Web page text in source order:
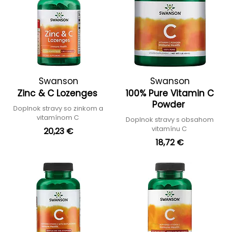
Swanson
Zinc & C Lozenges
Doplnok stravy so zinkom a
vitamínom C
20,23 €
Swanson
100% Pure Vitamin C
Powder
Doplnok stravy s obsahom
vitamínu C
18,72 €